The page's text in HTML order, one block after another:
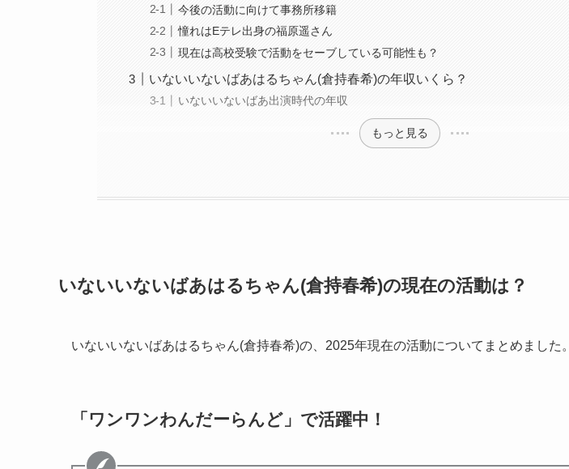
今後の活動に向けて事務所移籍
憧れはEテレ出身の福原遥さん
現在は高校受験で活動をセーブしている可能性も？
いないいないばあはるちゃん(倉持春希)の年収いくら？
いないいないばあ出演時代の年収
もっと見る
いないいないばあはるちゃん(倉持春希)の現在の活動は？
いないいないばあはるちゃん(倉持春希)の、2025年現在の活動についてまとめました。
「ワンワンわんだーらんど」で活躍中！